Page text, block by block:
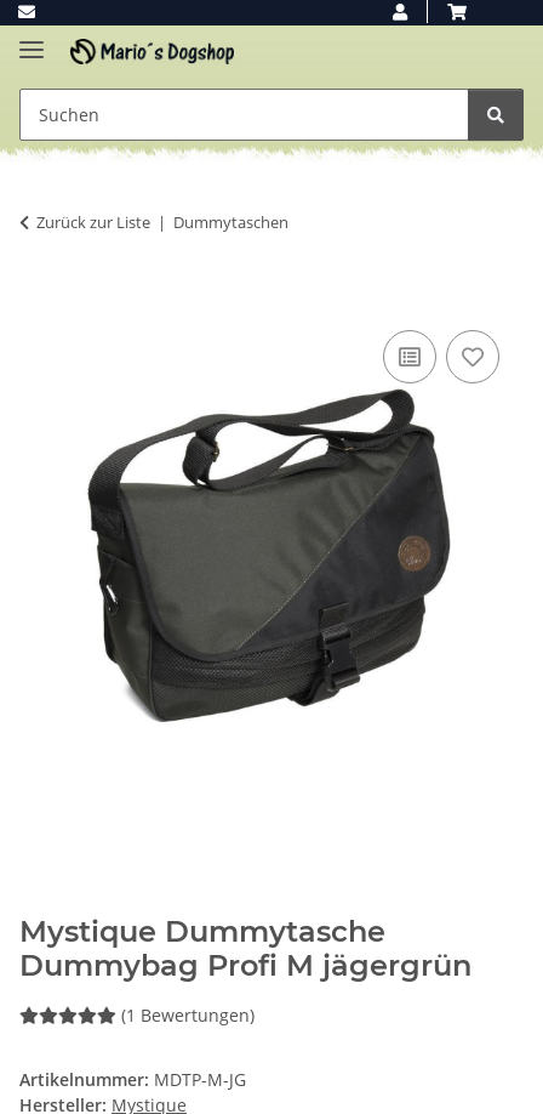
Zurück zur Liste Dummytaschen
Mystique Dummytasche
Dummybag Profi M jägergrün
(1 Bewertungen)
Artikelnummer: MDTP-M-JG
Hersteller: Mystique